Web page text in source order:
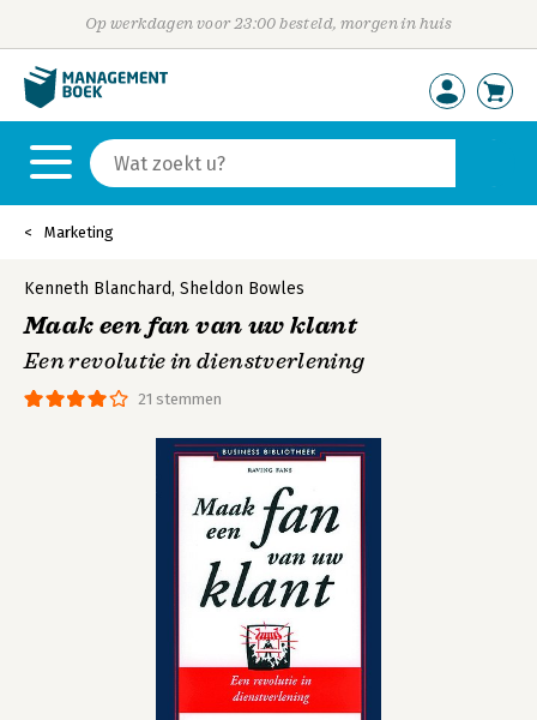
Op werkdagen voor 23:00 besteld, morgen in huis
Marketing
21 stemmen
Kenneth Blanchard, Sheldon Bowles
Maak een fan van uw klant
Een revolutie in dienstverlening